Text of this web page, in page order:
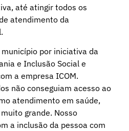
até atingir todos os
atendimento da
por iniciativa da
e Inclusão Social e
a empresa ICOM.
não conseguiam acesso ao
atendimento em saúde,
grande. Nosso
a inclusão da pessoa com